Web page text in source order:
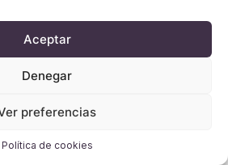
Aceptar
Denegar
preferencias
Política de cookies
bienes.
o de vídeo precintadas o
informáticos
por el consumidor